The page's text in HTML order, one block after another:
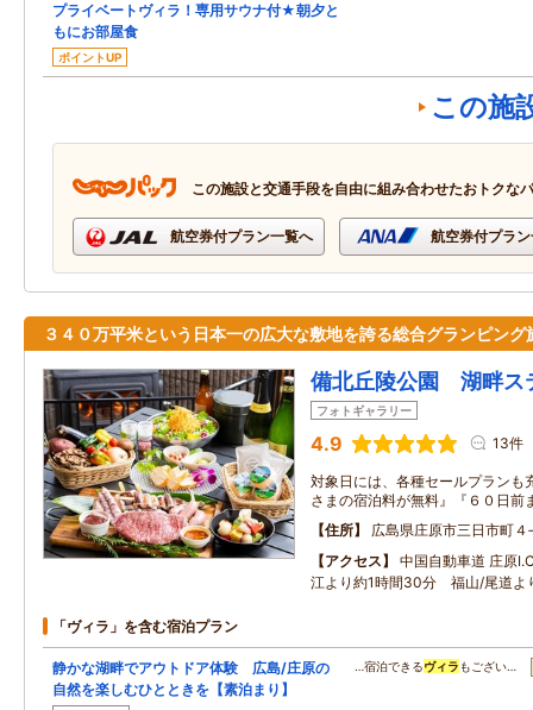
プライベートヴィラ！専用サウナ付★朝夕と
もにお部屋食
ポイントUP
この施
この施設と交通手段を自由に組み合わせたおトクな
航空券付プラン一覧へ 航空券付プラ
３４０万平米という日本一の広大な敷地を誇る総合グランピング
備北丘陵公園 湖畔ス
フォトギャラリー
4.9 13件
対象日には、各種セールプランも
さまの宿泊料が無料』『６０日前
住所
広島県庄原市三日市町４
アクセス
中国自動車道 庄原
江より約1時間30分 福山/尾道よ
「ヴィラ」を含む宿泊プラン
静かな湖畔でアウトドア体験 広島/庄原の
自然を楽しむひとときを【素泊まり】
…宿泊できるヴィラ もござい…